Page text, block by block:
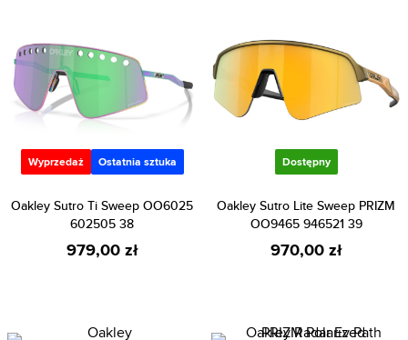
Wyprzedaż Ostatnia sztuka
Oakley Sutro Ti Sweep OO6025
602505 38
979,00 zł
Dostępny
Oakley Sutro Lite Sweep PRIZM
OO9465 946521 39
970,00 zł